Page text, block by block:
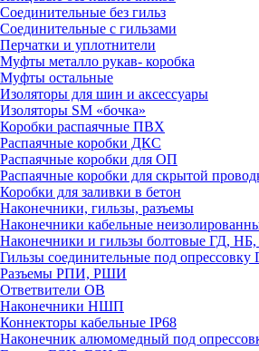
Соединительные без гильз
Соединительные с гильзами
Перчатки и уплотнители
Муфты металло рукав- коробка
Муфты остальные
Изоляторы для шин и аксессуары
Изоляторы SM «бочка»
Коробки распаячные ПВХ
Распаячные коробки ДКС
Распаячные коробки для ОП
Распаячные коробки для скрытой
Коробки для заливки в бетон
Наконечники, гильзы, разъемы
Наконечники кабельные
Наконечники и гильзы болтовые ГД,
Гильзы соединительные под
Разъемы РПИ, РШИ
Ответвители ОВ
Наконечники НШП
Коннекторы кабельные IP68
Наконечник алюмомедный под